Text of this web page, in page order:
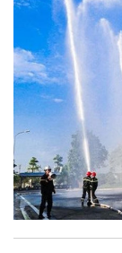
với 100% cơ sở
thể, nhà đa
đặc biệt dứt điểm